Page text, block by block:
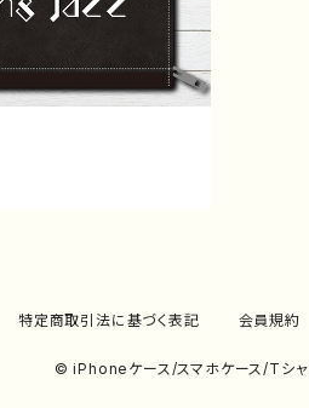
特定商取引法に基づく表記 会員規約
© iPhoneケース/スマホケース/Tシャ